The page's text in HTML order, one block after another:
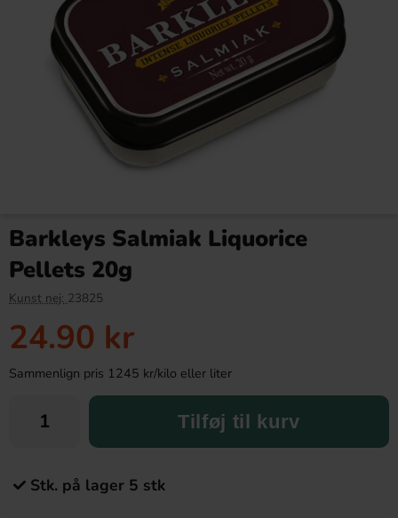
Barkleys Salmiak Liquorice
Pellets 20g
Kunst nej: 23825
24.90 kr
Sammenlign pris 1245 kr/kilo eller liter
Tilføj til kurv
Stk. på lager 5 stk